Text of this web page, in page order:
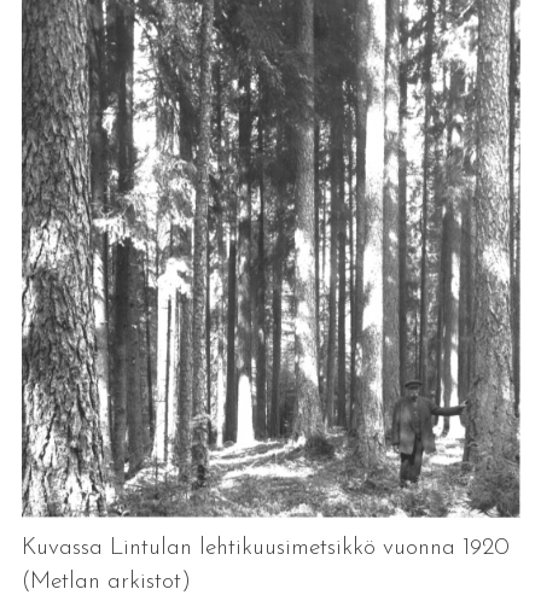
Kuvassa Lintulan lehtikuusimetsikkö vuonna 1920
(Metlan arkistot)